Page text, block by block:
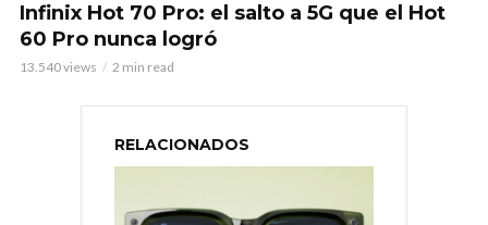
Infinix Hot 70 Pro: el salto a 5G que el Hot
60 Pro nunca logró
13.540 views 2 min read
RELACIONADOS